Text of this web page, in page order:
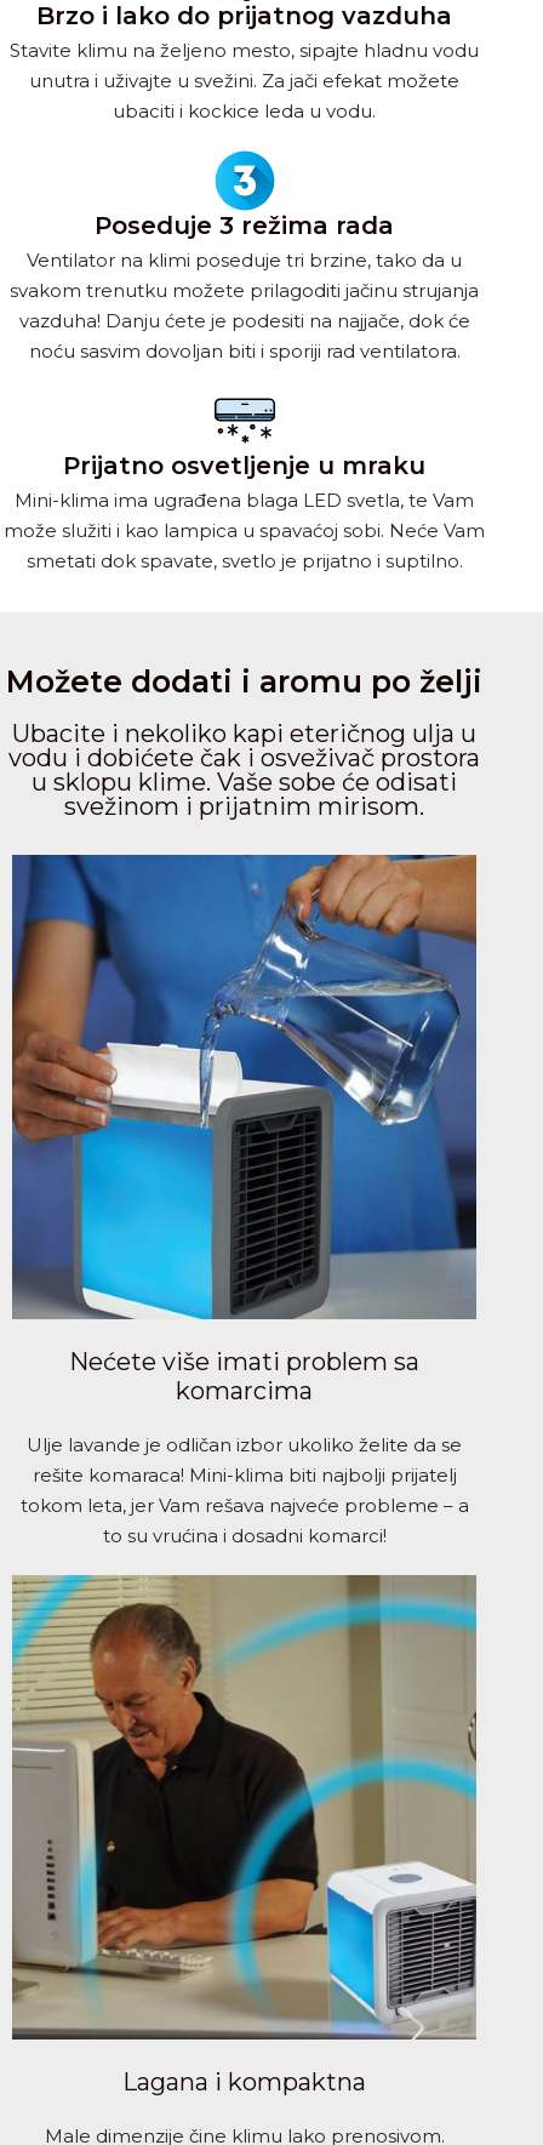
Brzo i lako do prijatnog vazduha
Stavite klimu na željeno mesto, sipajte hladnu vodu
unutra i uživajte u svežini. Za jači efekat možete
ubaciti i kockice leda u vodu.
Poseduje 3 režima rada
Ventilator na klimi poseduje tri brzine, tako da u
svakom trenutku možete prilagoditi jačinu strujanja
vazduha! Danju ćete je podesiti na najjače, dok će
noću sasvim dovoljan biti i sporiji rad ventilatora.
Prijatno osvetljenje u mraku
Mini-klima ima ugrađena blaga LED svetla, te Vam
može služiti i kao lampica u spavaćoj sobi. Neće Vam
smetati dok spavate, svetlo je prijatno i suptilno.
Možete dodati i aromu po želji
Ubacite i nekoliko kapi eteričnog ulja u
vodu i dobićete čak i osveživač prostora
u sklopu klime. Vaše sobe će odisati
svežinom i prijatnim mirisom.
Nećete više imati problem sa
komarcima
Ulje lavande je odličan izbor ukoliko želite da se
rešite komaraca! Mini-klima biti najbolji prijatelj
tokom leta, jer Vam rešava najveće probleme – a
to su vrućina i dosadni komarci!
Lagana i kompaktna
Male dimenzije čine klimu lako prenosivom.